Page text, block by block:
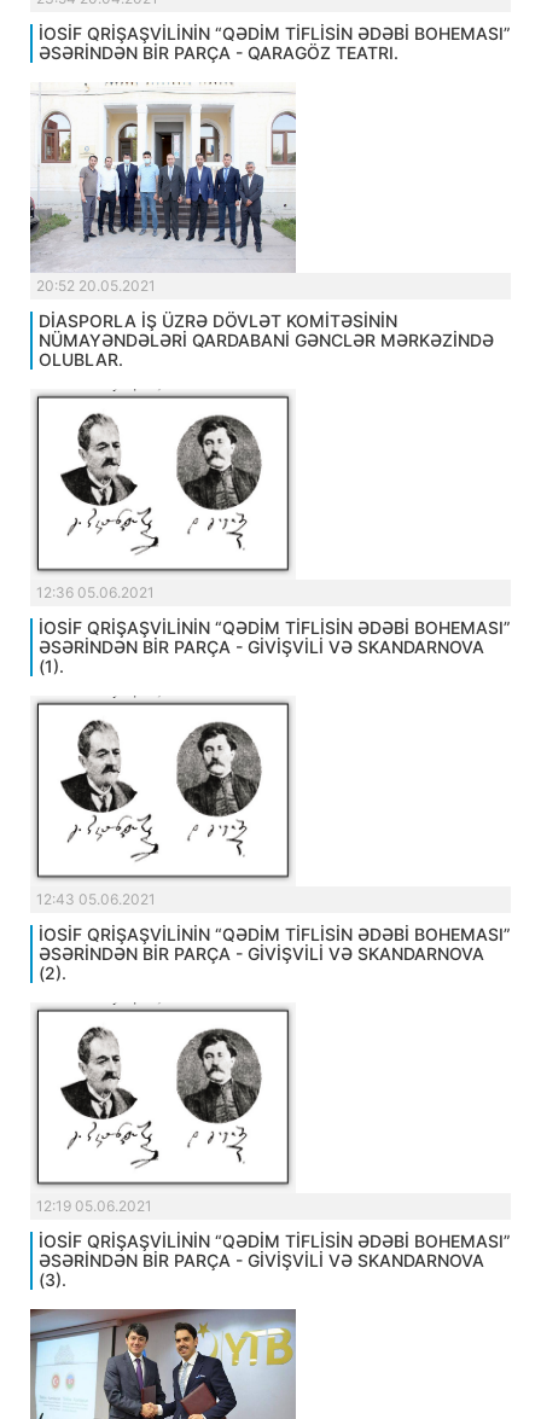
İOSİF QRİŞAŞVİLİNİN “QƏDİM TİFLİSİN ƏDƏBİ BOHEMASI”
ƏSƏRİNDƏN BİR PARÇA - QARAGÖZ TEATRI.
20:52 20.05.2021
DİASPORLA İŞ ÜZRƏ DÖVLƏT KOMİTƏSİNİN
NÜMAYƏNDƏLƏRİ QARDABANİ GƏNCLƏR MƏRKƏZİNDƏ
OLUBLAR.
12:36 05.06.2021
İOSİF QRİŞAŞVİLİNİN “QƏDİM TİFLİSİN ƏDƏBİ BOHEMASI”
ƏSƏRİNDƏN BİR PARÇA - GİVİŞVİLİ VƏ SKANDARNOVA
(1).
12:43 05.06.2021
İOSİF QRİŞAŞVİLİNİN “QƏDİM TİFLİSİN ƏDƏBİ BOHEMASI”
ƏSƏRİNDƏN BİR PARÇA - GİVİŞVİLİ VƏ SKANDARNOVA
(2).
12:19 05.06.2021
İOSİF QRİŞAŞVİLİNİN “QƏDİM TİFLİSİN ƏDƏBİ BOHEMASI”
ƏSƏRİNDƏN BİR PARÇA - GİVİŞVİLİ VƏ SKANDARNOVA
(3).